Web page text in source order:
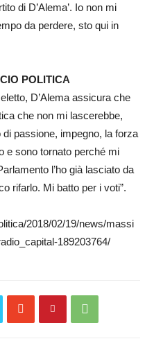
di D’Alema’. Io non mi
da perdere, sto qui in
POLITICA
D’Alema assicura che
che non mi lascerebbe,
passione, impegno, la forza
e sono tornato perché mi
l’ho già lasciato da
rifarlo. Mi batto per i voti”.
2018/02/19/news/massi
189203764/